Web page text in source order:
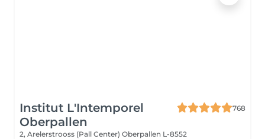
Institut L'Intemporel
Oberpallen
768
2, Arelerstrooss (Pall Center) Oberpallen L-8552